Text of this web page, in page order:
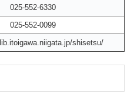
025-552-6330
025-552-0099
shisetsu/